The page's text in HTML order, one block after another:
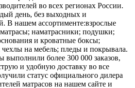
во всех регионах России.
день, без выходных и
В нашем ассортименте:взрослые
наматрасники; подушки;
и кроватные боксы;
чехлы на мебель; пледы и покрывала.
выполнили более 300 000 заказов,
и удобную доставку во все
статус официального дилера
матрасов на нашем сайте и